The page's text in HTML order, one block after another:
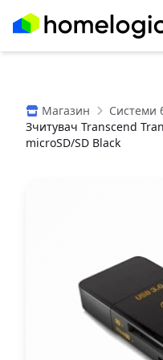
Магазин Системи
Зчитувач Transcend
microSD/SD Black